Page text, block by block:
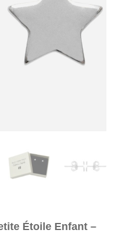
Étoile Enfant –